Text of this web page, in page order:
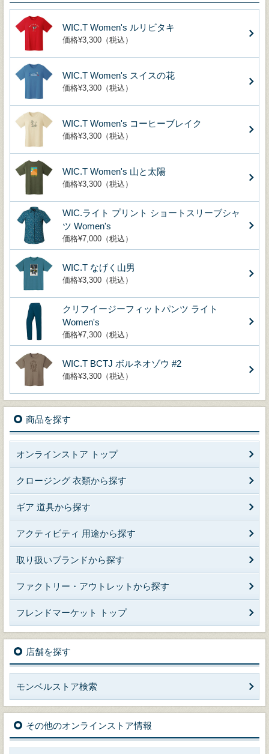
WIC.T Women's ルリビタキ
価格¥3,300（税込）
WIC.T Women's スイスの花
価格¥3,300（税込）
WIC.T Women's コーヒーブレイク
価格¥3,300（税込）
WIC.T Women's 山と太陽
価格¥3,300（税込）
WIC.ライト プリント ショートスリーブシャ
ツ Women's
価格¥7,000（税込）
WIC.T なげく山男
価格¥3,300（税込）
クリフイージーフィットパンツ ライト
Women's
価格¥7,300（税込）
WIC.T BCTJ ボルネオゾウ #2
価格¥3,300（税込）
商品を探す
オンラインストア トップ
クロージング 衣類から探す
ギア 道具から探す
アクティビティ 用途から探す
取り扱いブランドから探す
ファクトリー・アウトレットから探す
フレンドマーケット トップ
店舗を探す
モンベルストア検索
その他のオンラインストア情報